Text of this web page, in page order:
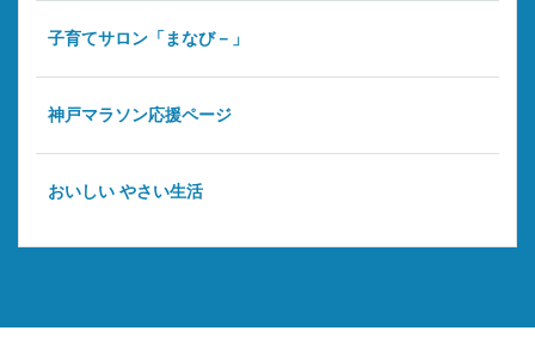
子育てサロン「まなび－」
神戸マラソン応援ページ
おいしい やさい生活